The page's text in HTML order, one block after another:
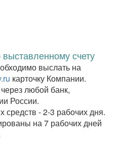
счету
выслать на
карточку Компании.
любой банк,
России.
- 2-3 рабочих дня.
на 7 рабочих дней